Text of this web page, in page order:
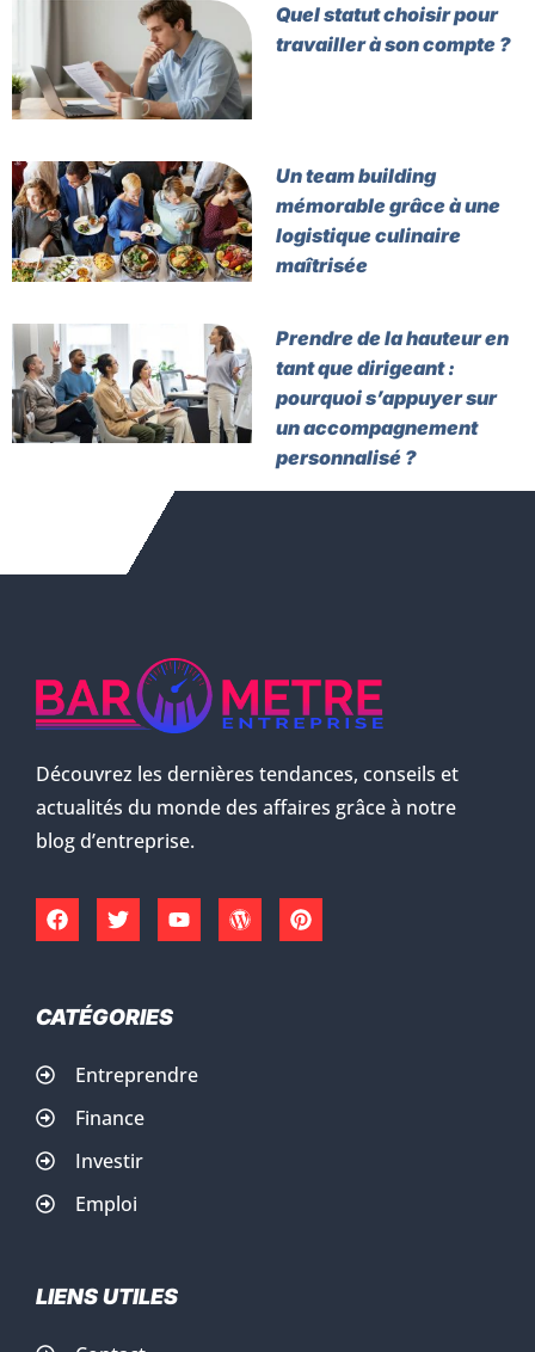
Quel statut choisir pour
travailler à son compte ?
Un team building
mémorable grâce à une
logistique culinaire
maîtrisée
Prendre de la hauteur en
tant que dirigeant :
pourquoi s’appuyer sur
un accompagnement
personnalisé ?
Découvrez les dernières tendances, conseils et
actualités du monde des affaires grâce à notre
blog d’entreprise.
CATÉGORIES
Entreprendre
Finance
Investir
Emploi
LIENS UTILES